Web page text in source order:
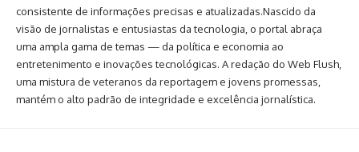
consistente de informações precisas e atualizadas.Nascido da
visão de jornalistas e entusiastas da tecnologia, o portal abraça
uma ampla gama de temas — da política e economia ao
entretenimento e inovações tecnológicas. A redação do Web Flush,
uma mistura de veteranos da reportagem e jovens promessas,
mantém o alto padrão de integridade e excelência jornalística.